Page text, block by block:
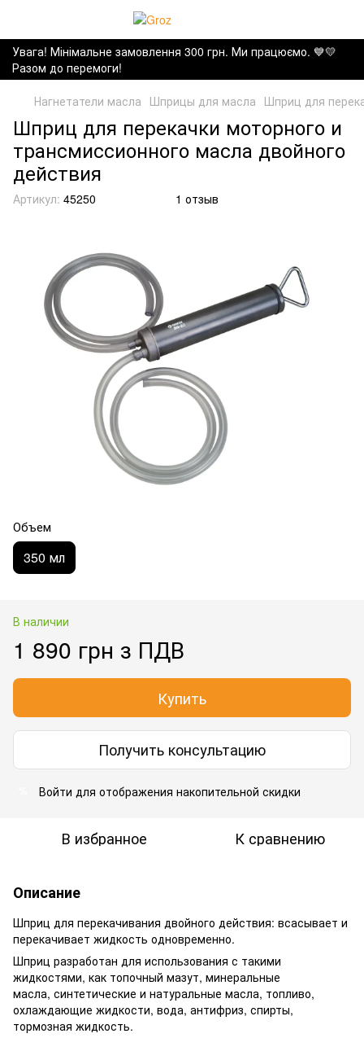
Увага! Мінімальне замовлення 300 грн. Ми працюємо. ​💙💛
Разом до перемоги!
Нагнетатели масла Шприцы для масла Шприц для
Шприц для перекачки моторного и
трансмиссионного масла двойного
действия
Артикул: 45250 1 отзыв
Объем
350 мл
В наличии
1 890 грн з ПДВ
Купить
Получить консультацию
Войти для отображения накопительной скидки
В избранное К сравнению
Описание
Шприц для перекачивания двойного действия: всасывает и
перекачивает жидкость одновременно.
Шприц разработан для использования с такими
жидкостями, как топочный мазут, минеральные
масла, синтетические и натуральные масла, топливо,
охлаждающие жидкости, вода, антифриз, спирты,
тормозная жидкость.